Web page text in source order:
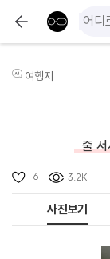
여행지
줄
6 3.2K
사진보기